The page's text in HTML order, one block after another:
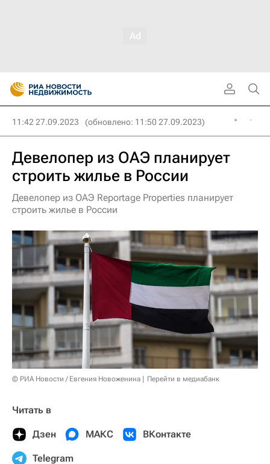
11:42 27.09.2023 (обновлено: 11:50 27.09.2023)
Девелопер из ОАЭ планирует
строить жилье в России
Девелопер из ОАЭ Reportage Properties планирует
строить жилье в России
© РИА Новости / Евгения Новоженина Перейти в медиабанк
Читать в
Дзен МАКС ВКонтакте
Telegram